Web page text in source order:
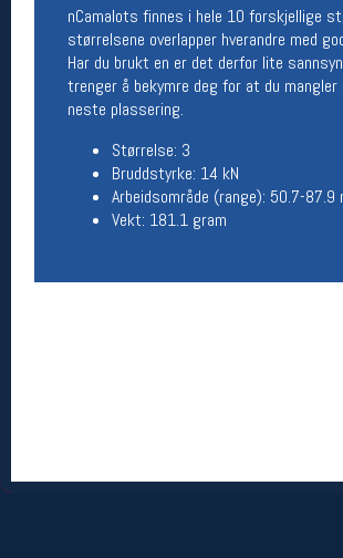
nCamalots finnes i hele 10 forskjellige
størrelsene overlapper hverandre med
Har du brukt en er det derfor lite
trenger å bekymre deg for at du
neste plassering.
Størrelse: 3
Bruddstyrke: 14 kN
Arbeidsområde (range): 50.7-87.9
Vekt: 181.1 gram
nettbutikken og trykke på den nederste
linjen
Betingelser
Salgsbetingelser
Personsvernerklæring
Informasjonskapsler
Bærekraft
Org. nr: 976754360